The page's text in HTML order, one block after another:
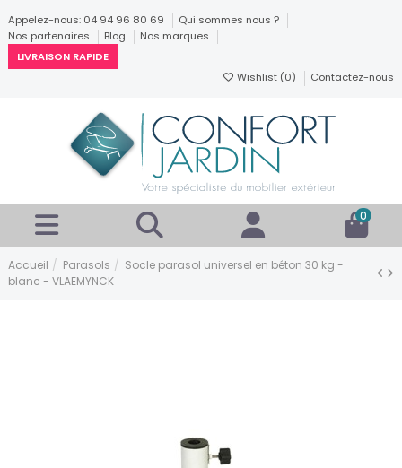
Appelez-nous: 04 94 96 80 69
Qui sommes nous ?
Nos partenaires
Blog
Nos marques
LIVRAISON RAPIDE
Wishlist (0) Contactez-nous
0
Accueil Parasols
Socle parasol universel en béton 30 kg -
blanc - VLAEMYNCK